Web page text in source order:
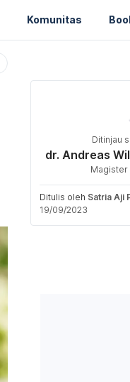
Komunitas
Ditinjau
dr. Andreas
Magister
Ditulis oleh Satria Aji
19/09/2023